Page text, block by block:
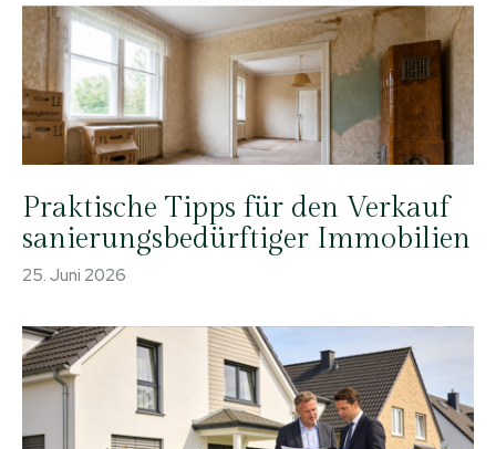
Praktische Tipps für den Verkauf
sanierungsbedürftiger Immobilien
25. Juni 2026